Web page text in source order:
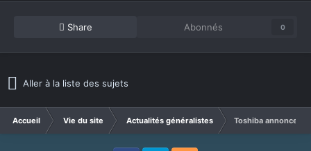
Share Abonnés 0
Aller à la liste des sujets
Accueil Vie du site Actualités généralistes Toshiba annonce